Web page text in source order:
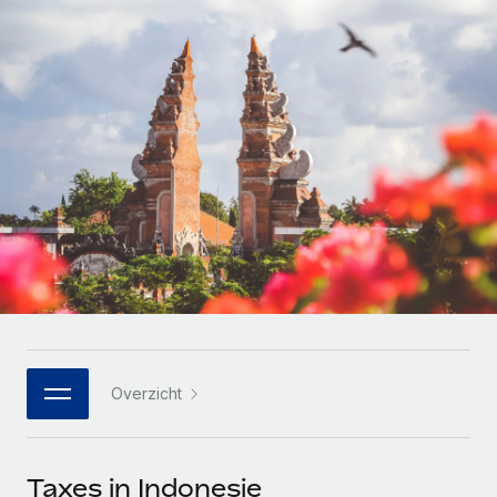
Zzp'ers internationaal onboarden en beheren
Ingewikkelde HR-taken eenvoudig uitbesteden
INFRASTRUCTUUR
Remote Embedded
HR naadloos in workflows integreren
Platform
Ingebouwde essentiële HR-functies voor je team
Integraties
GROEIFASE
Flexibele global HR en payroll solutions voor groeiende
bedrijven
Mid-market
Teams uitbreiden met HR solutions op maat
Enterprise
Global HR voor grote bedrijven
WERK MET ONS SAMEN
Strategische technologiepartners
Een partner worden
Betalingscalculator voor zzp'ers
Ontdek valuta-opties en betaalsnelheden voor
internationale zzp'ers
LEREN MET REMOTE
Onderzoek en gidsen
Casestudy's
HR-woordenlijst
Checklists en templates
Webinars
Nederlands
Français
Español
Italiano
Português (Portugal)
日本語
한국어
Inloggen
Overzicht
Taxes in Indonesie